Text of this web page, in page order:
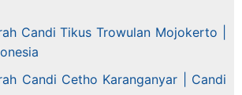
Candi Tikus Trowulan Mojokerto |
Candi Cetho Karanganyar | Candi